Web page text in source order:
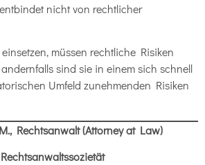
nicht von rechtlicher
müssen rechtliche Risiken
sind sie in einem sich schnell
Umfeld zunehmenden Risiken
Rechtsanwalt (Attorney at Law)